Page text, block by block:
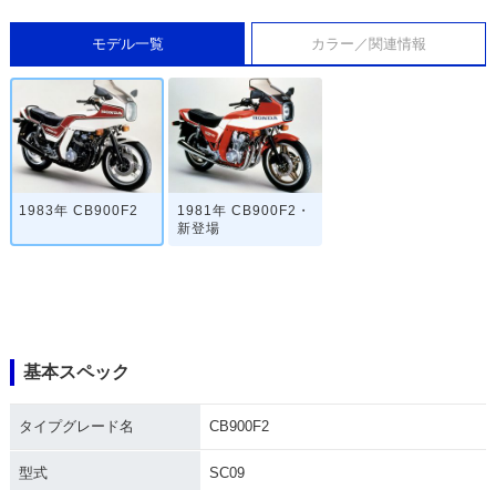
モデル一覧 カラー／関連情報
1983年 CB900F2
1981年 CB900F2・
新登場
基本スペック
タイプグレード名 CB900F2
型式 SC09